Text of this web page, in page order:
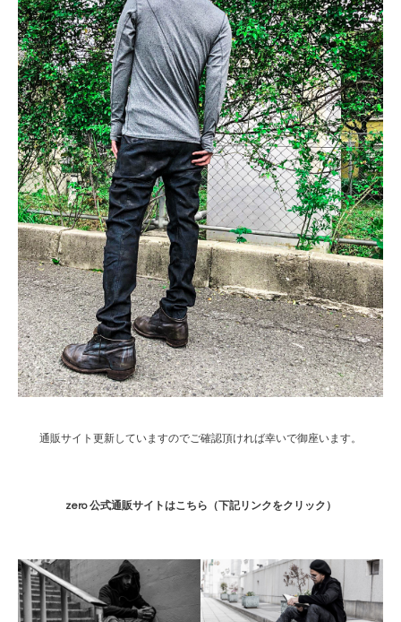
通販サイト更新していますのでご確認頂ければ幸いで御座います。
zero 公式通販サイトはこちら（下記リンクをクリック）